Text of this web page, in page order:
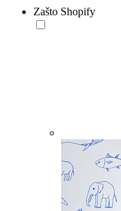
Zašto Shopify